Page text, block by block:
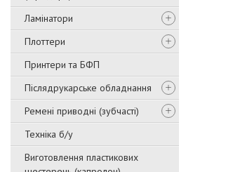
Ламінатори
Плоттери
Принтери та БФП
Післядрукарське обладнання
Ремені приводні (зубчасті)
Техніка б/у
Виготовлення пластикових